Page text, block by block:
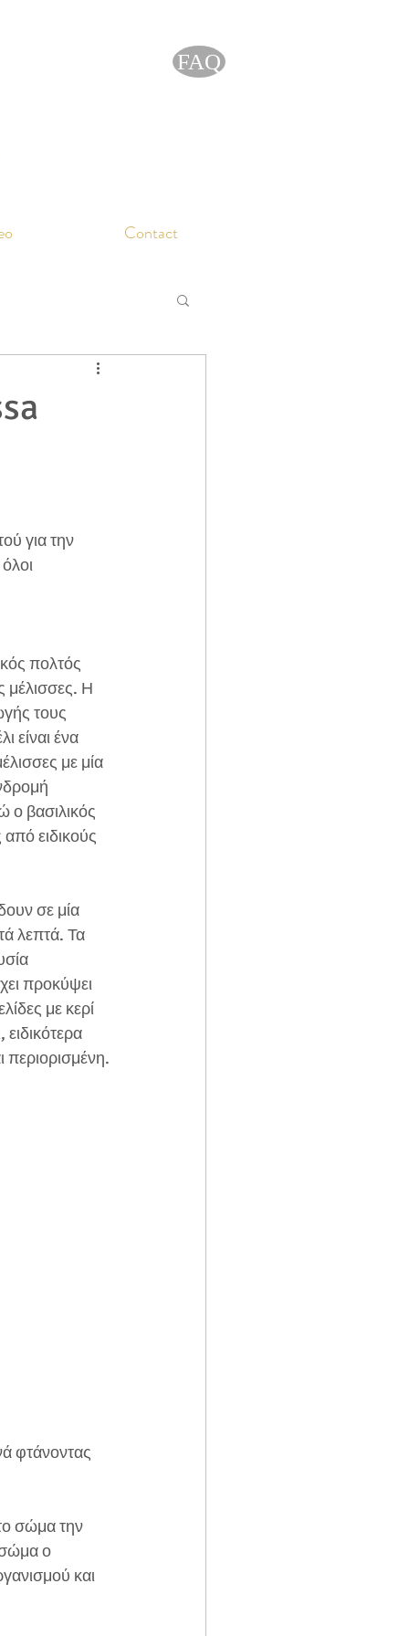
FAQ
Contact
για την
πολτός
μέλισσες. Η
τους
είναι ένα
με μία
ο βασιλικός
ειδικούς
σε μία
λεπτά. Τα
προκύψει
με κερί
περιορισμένη.
φτάνοντας
σώμα την
σώμα ο
και